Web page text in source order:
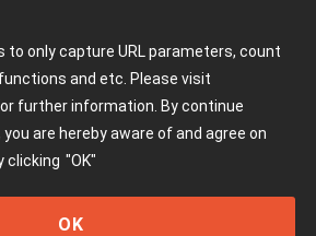
to only capture URL parameters, count
and etc. Please visit
further information. By continue
are hereby aware of and agree on
clicking "OK"
OK